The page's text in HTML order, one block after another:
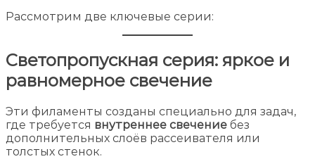
Рассмотрим две ключевые серии:
Светопропускная серия: яркое и
равномерное свечение
Эти филаменты созданы специально для задач,
где требуется внутреннее свечение без
дополнительных слоёв рассеивателя или
толстых стенок.